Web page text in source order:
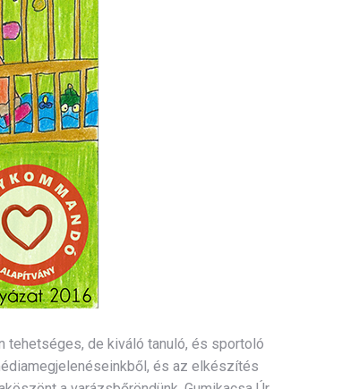
tehetséges, de kiváló tanuló, és sportoló
és az elkészítés